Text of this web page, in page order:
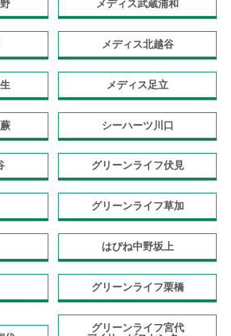
メディス武蔵浦和
メディス北越谷
メディス足立
シーハーツ川口
グリーンライフ伏見
グリーンライフ草加
はぴね中野坂上
グリーンライフ栗橋
グリーンライフ宮代